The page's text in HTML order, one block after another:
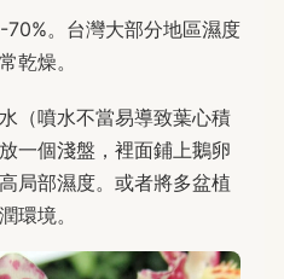
。台灣大部分地區濕度
乾燥。
（噴水不當易導致葉心積
一個淺盤，裡面鋪上鵝卵
局部濕度。或者將多盆植
環境。